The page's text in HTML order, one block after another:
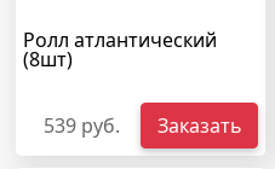
Ролл атлантический
(8шт)
539 руб. Заказать